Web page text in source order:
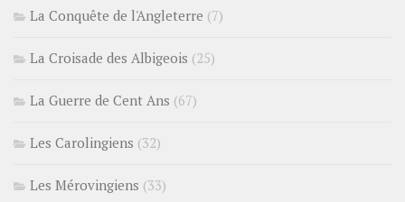
La Conquête de l'Angleterre (7)
La Croisade des Albigeois (25)
La Guerre de Cent Ans (67)
Les Carolingiens (32)
Les Mérovingiens (33)